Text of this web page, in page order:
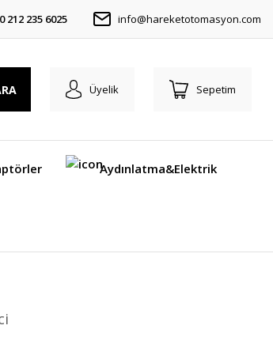
0 212 235 6025 info@hareketotomasyon.com
Üyelik Sepetim
Aydınlatma&Elektrik